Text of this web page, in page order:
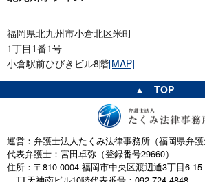
福岡県北九州市小倉北区米町
1丁目1番1号
小倉駅前ひびきビル8階[MAP]
▲ TOP
運営：弁護士法人たくみ法律事務所（福岡県弁護
代表弁護士：宮田卓弥（登録番号29660）
住所：〒810-0004 福岡市中央区渡辺通3丁目6-15